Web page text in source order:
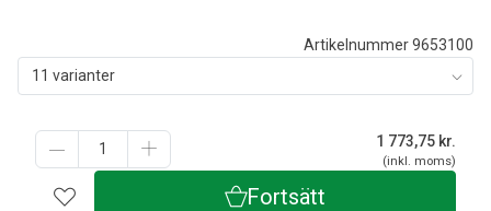
Artikelnummer 9653100
11 varianter
1 773,75 kr.
(inkl. moms)
Fortsätt